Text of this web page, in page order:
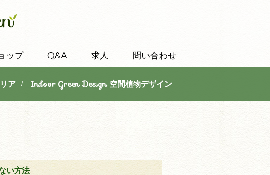
ップ Q&A 求人 問い合わせ
ア/ Indoor Green Design 空間植物デザイン
い方法